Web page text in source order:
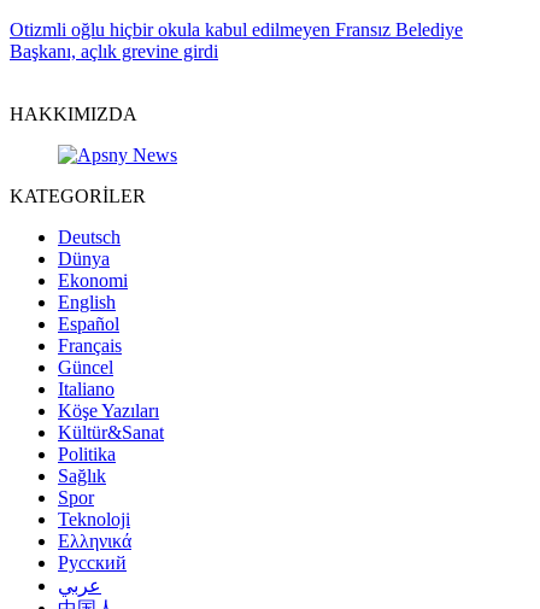
Otizmli oğlu hiçbir okula kabul edilmeyen Fransız Belediye
Başkanı, açlık grevine girdi
HAKKIMIZDA
KATEGORİLER
Deutsch
Dünya
Ekonomi
English
Español
Français
Güncel
Italiano
Köşe Yazıları
Kültür&Sanat
Politika
Sağlık
Spor
Teknoloji
Ελληνικά
Русский
عربي